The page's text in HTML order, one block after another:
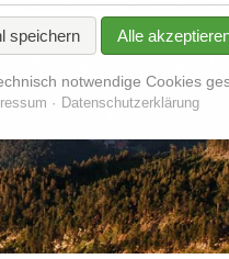
START KLAR!
speichern Alle
notwendige Cookies
Datenschutzerklärung